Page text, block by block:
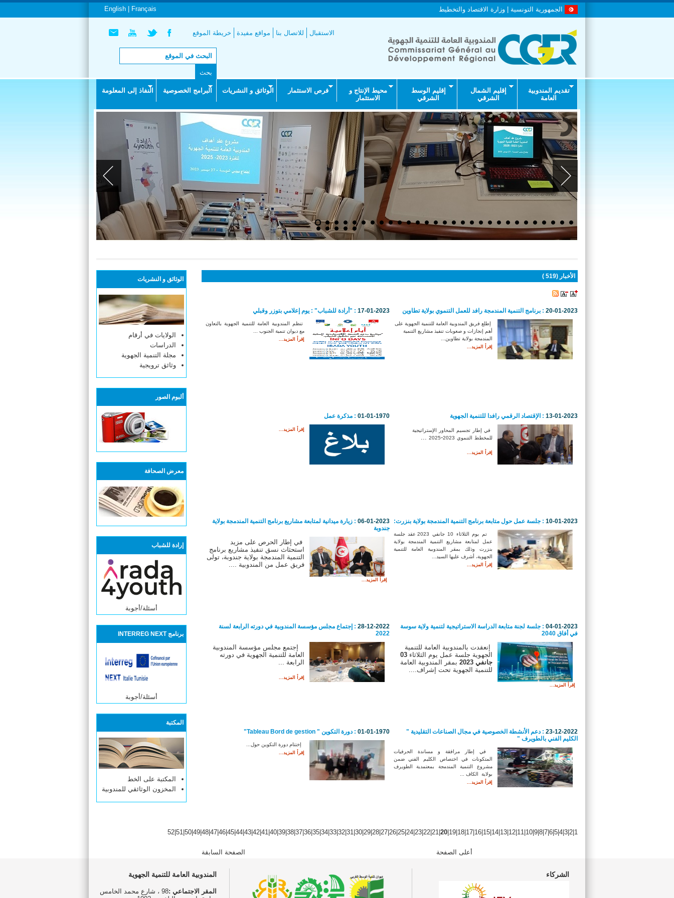
الجمهورية التونسية | وزارة الاقتصاد والتخطيط English | Français
خريطة الموقع مواقع مفيدة للاتصال بنا الاستقبال
تقديم المندوبية
العامة
إقليم الشمال
الشرقي
إقليم الوسط
الشرقي
محيط الإنتاج و
الاستثمار
فرص الاستثمار الوثائق و النشريات البرامج الخصوصية النفاذ إلى المعلومة
الوثائق و النشريات
الولايات في أرقام
الدراسات
مجلة التنمية الجهوية
وثائق ترويجية
ألبوم الصور
معرض الصحافة
إرادة للشباب
أسئلة/أجوبة
برنامج INTERREG NEXT
أسئلة/أجوبة
المكتبة
المكتبة على الخط
المخزون الوثائقي للمندوبية
الأخبار (519 )
20-01-2023 : برنامج التنمية المندمجة رافد للعمل التنموي بولاية تطاوين
إطلع فريق المندوبية العامة للتنمية الجهوية على
أهم إنجازات و صعوبات تنفيذ مشاريع التنمية
المندمجة بولاية تطاوين...
إقرأ المزيد...
17-01-2023 : "أرادة للشباب" : يوم إعلامي بتوزر وقبلي
تنظم المندوبية العامة للتنمية الجهوية بالتعاون
مع ديوان تنمية الجنوب ...
إقرأ المزيد...
13-01-2023 : الإقتصاد الرقمي رافدا للتنمية الجهوية
في إطار تجسيم المحاور
الإستراتيجية
للمخطط
التنموي 2023
-
2025
إقرأ المزيد...
01-01-1970 : مذكرة عمل
إقرأ المزيد...
10-01-2023 : جلسة عمل حول متابعة برنامج التنمية المندمجة بولاية بنزرت:
تم يوم الثلاثاء 10 جانفي 2023 عقد جلسة
عمل لمتابعة مشاريع التنمية المندمجة بولاية
بنزرت وذلك بمقر المندوبية العامة للتنمية
الجهوية، أشرف عليها السيد...
إقرأ المزيد...
06-01-2023 : زيارة ميدانية لمتابعة مشاريع برنامج التنمية المندمجة بولاية
جندوبة
في إطار الحرص على مزيد
استحثاث نسق تنفيذ مشاريع برنامج
التنمية المندمجة بولاية جندوبة، تولى
فريق عمل من المندوبية ....
إقرأ المزيد...
04-01-2023 : جلسة لجنة متابعة الدراسة الاستراتيجية لتنمية ولاية سوسة
في أفاق 2040
إنعقدت بالمندوبية العامة للتنمية
الجهوية جلسة عمل يوم الثلاثاء 03
جانفي 2023
بمقر المندوبية العامة
للتنمية الجهوية تحت إشراف....
إقرأ المزيد...
28-12-2022 : إجتماع مجلس مؤسسة المندوبية في دورته الرابعة لسنة
2022
إجتمع مجلس مؤسسة المندوبية
العامة للتنمية الجهوية في دورته
الرابعة ...
إقرأ المزيد...
23-12-2022 : دعم الأنشطة الخصوصية في مجال الصناعات التقليدية "
الكليم الفني بالطويرف "
في إطار مرافقة و مساندة الحرفيات
المتكونات في اختصاص الكليم الفني ضمن
مشروع التنمية المندمجة بمعتمدية الطويرف
بولاية الكاف ...
إقرأ المزيد...
01-01-1970 : دورة التكوين " Tableau Bord de gestion"
إختتام دورة التكوين حول...
إقرأ المزيد...
1
2
3
4
5
6
7
8
9
10
11
12
13
14
15
16
17
18
19
20
21
22
23
24
25
26
27
28
29
30
31
32
33
34
35
36
37
38
39
40
41
42
43
44
45
46
47
48
49
50
51
52
الصفحة السابقة أعلى الصفحة
المندوبية العامة للتنمية الجهوية
المقر الاجتماعي :
98 ، شارع محمد الخامس
الشركاء